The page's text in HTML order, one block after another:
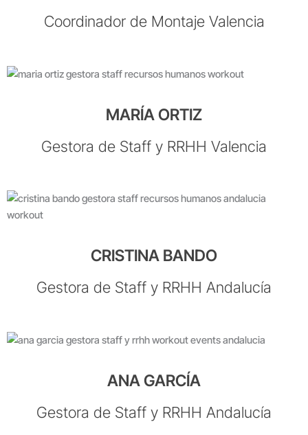
Coordinador de Montaje Valencia
MARÍA ORTIZ
Gestora de Staff y RRHH Valencia
CRISTINA BANDO
Gestora de Staff y RRHH Andalucía
ANA GARCÍA
Gestora de Staff y RRHH Andalucía